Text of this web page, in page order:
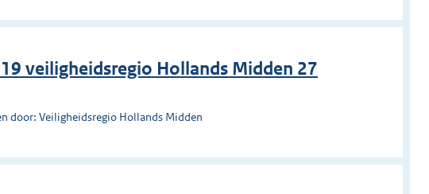
veiligheidsregio Hollands Midden 27
door: Veiligheidsregio Hollands Midden